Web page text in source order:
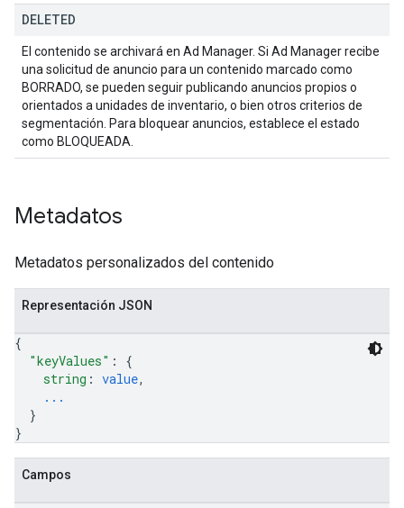
DELETED
El contenido se archivará en Ad Manager. Si Ad Manager recibe
una solicitud de anuncio para un contenido marcado como
BORRADO, se pueden seguir publicando anuncios propios o
orientados a unidades de inventario, o bien otros criterios de
segmentación. Para bloquear anuncios, establece el estado
como BLOQUEADA.
Metadatos
Metadatos personalizados del contenido
Representación JSON
{
"keyValues" : {
string : value,
...
}
}
Campos